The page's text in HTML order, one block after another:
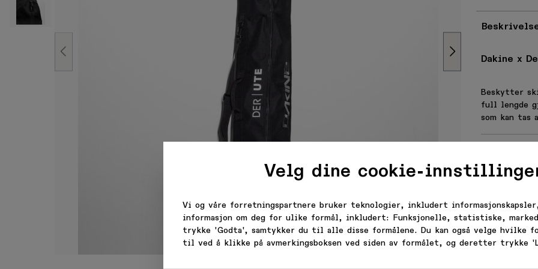
Dakine x
Beskytter
full lengde
som kan tas
Mål:
Vekt:
Water
Varekode:
EAN:
Velg dine cookie-
Vi og våre forretningspartnere bruker teknologier, inkludert
informasjon om deg for ulike formål, inkludert: Funksjonelle, statistiske,
trykke 'Godta', samtykker du til alle disse formålene. Du kan også velge hvilke
til ved å klikke på avmerkingsboksen ved siden av formålet, og deretter trykke
FÅ 20% RABATT PÅ
FØRSTE KJØP!
innboksen.
Email